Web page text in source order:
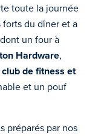
toute la journée
forts du dîner et a
un four à
Hardware,
club de fitness et
et un pouf
préparés par nos